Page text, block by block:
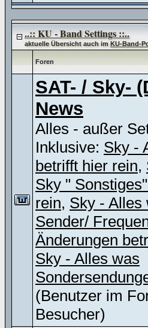
..:: KU - Band Settings ::..
aktuelle Übersicht auch imKU-Band-
Foren
SAT- / Sky-
News
Alles - außer
Inklusive: Sky -
betrifft hier rein,
Sky "
rein, Sky - Alles
Sender/
Änderungen
Sky - Alles was
(Benutzer im
Besucher)